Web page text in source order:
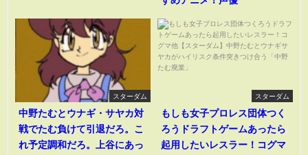
スターダム
中野たむとウナギ・サヤカ対
戦でたむ負けて引退だろ。こ
れ予定調和だろ。上谷にあっ
スターダム
もしも女子プロレス団体つく
ろうドラフトゲームあったら
起用したいレスラー！コグマ